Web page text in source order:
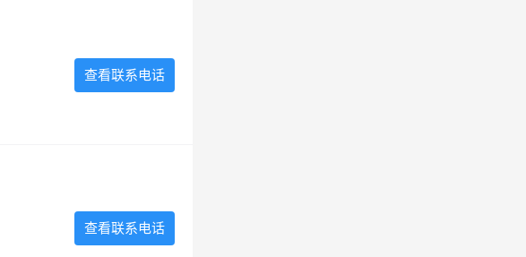
查看联系电话
查看联系电话